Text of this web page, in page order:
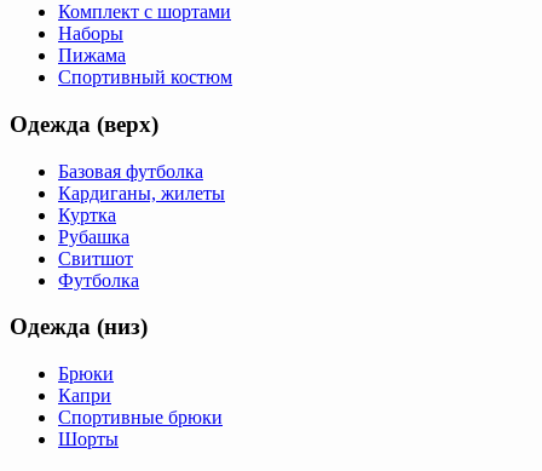
Комплект с шортами
Наборы
Пижама
Спортивный костюм
Одежда (верх)
Базовая футболка
Кардиганы, жилеты
Куртка
Рубашка
Свитшот
Футболка
Одежда (низ)
Брюки
Капри
Спортивные брюки
Шорты